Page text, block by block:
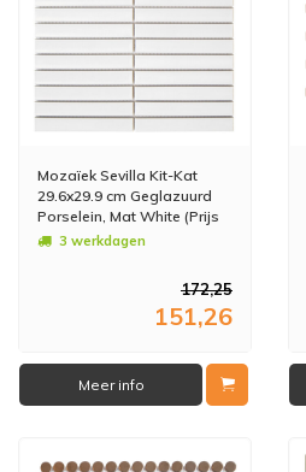
Mozaïek Sevilla Kit-Kat
29.6x29.9 cm Geglazuurd
Porselein, Mat White (Prijs
per 0.89 M2)
3 werkdagen
172,25
151,26
Meer info